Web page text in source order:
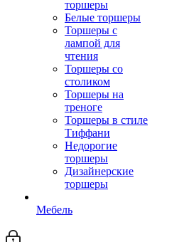
торшеры
Белые торшеры
Торшеры с
лампой для
чтения
Торшеры со
столиком
Торшеры на
треноге
Торшеры в стиле
Тиффани
Недорогие
торшеры
Дизайнерские
торшеры
Мебель